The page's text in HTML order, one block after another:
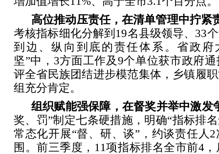
高位推动压责任，在清单管理中拧紧
考核指标细化分解到19名县级领导、33
到边、纵向到底的责任体系。省政府
坚”中，3方面工作及9个单位获市政府
评全省民族团结进步模范集体，乡镇履
组充分肯定。
组织赋能强保障，在督奖并举中激发
奖、罚”制定七条硬措施，明确“指标排
常态化开展“督、研、谈”，约谈责任人
围。前三季度，11项指标排名全市前4